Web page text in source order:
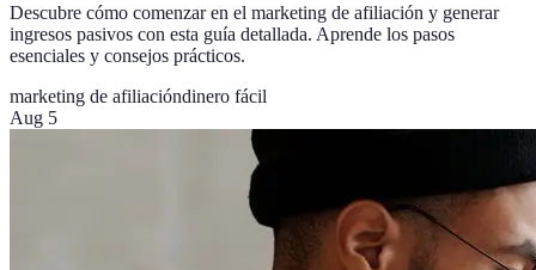
Descubre cómo comenzar en el marketing de afiliación y generar
ingresos pasivos con esta guía detallada. Aprende los pasos
esenciales y consejos prácticos.
marketing de afiliacióndinero fácil
Aug 5